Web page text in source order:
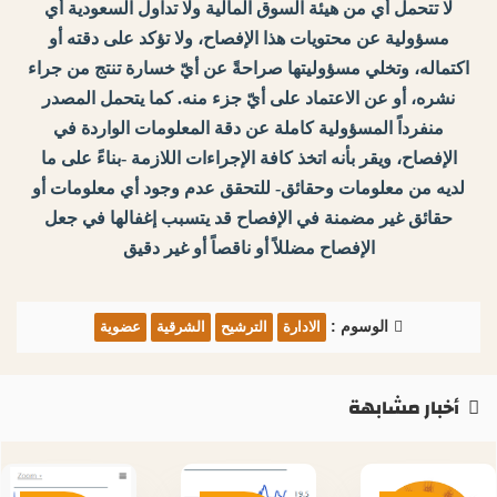
لا تتحمل أي من هيئة السوق المالية ولا تداول السعودية أي
مسؤولية عن محتويات هذا الإفصاح، ولا تؤكد على دقته أو
اكتماله، وتخلي مسؤوليتها صراحةً عن أيّ خسارة تنتج من جراء
نشره، أو عن الاعتماد على أيّ جزء منه. كما يتحمل المصدر
منفرداً المسؤولية كاملة عن دقة المعلومات الواردة في
الإفصاح، ويقر بأنه اتخذ كافة الإجراءات اللازمة -بناءً على ما
لديه من معلومات وحقائق- للتحقق عدم وجود أي معلومات أو
حقائق غير مضمنة في الإفصاح قد يتسبب إغفالها في جعل
الإفصاح مضللاً أو ناقصاً أو غير دقيق
الوسوم : الادارة الترشيح الشرقية عضوية
أخبار مشابهة